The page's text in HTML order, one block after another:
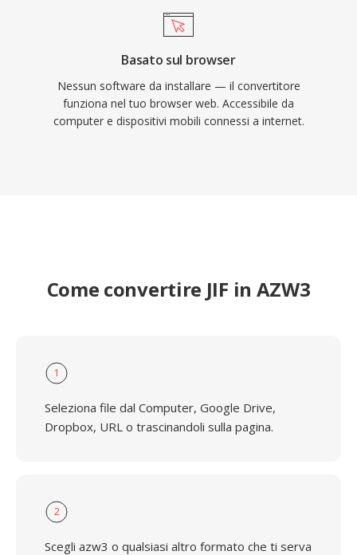
Basato sul browser
Nessun software da installare — il convertitore
funziona nel tuo browser web. Accessibile da
computer e dispositivi mobili connessi a internet.
Come convertire JIF in AZW3
1
Seleziona file dal Computer, Google Drive,
Dropbox, URL o trascinandoli sulla pagina.
2
Scegli azw3 o qualsiasi altro formato che ti serva